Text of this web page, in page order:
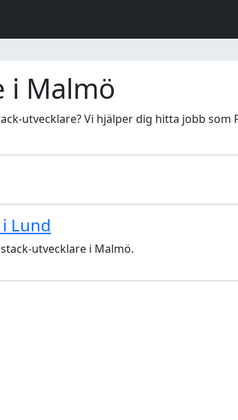
i Malmö
utvecklare? Vi hjälper dig hitta jobb
Lund
utvecklare i Malmö.